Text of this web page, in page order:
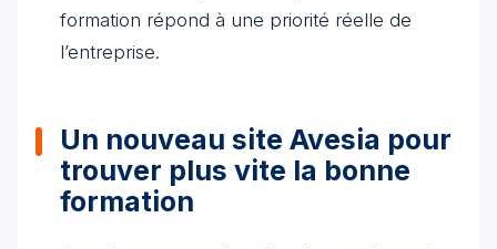
formation répond à une priorité réelle de
l’entreprise.
Un nouveau site Avesia pour
trouver plus vite la bonne
formation